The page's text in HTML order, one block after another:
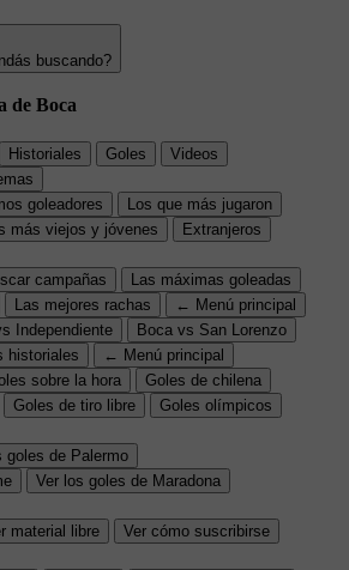
buscando?
de Boca
Historiales Goles
Videos
goleadores
Los que más jugaron
más viejos y jóvenes
Extranjeros
campañas
Las máximas goleadas
Las mejores rachas
← Menú principal
Independiente
Boca vs San Lorenzo
historiales
← Menú principal
sobre la hora
Goles de chilena
Goles de tiro libre
Goles olímpicos
goles de Palermo
Ver los goles de Maradona
material libre
Ver cómo suscribirse